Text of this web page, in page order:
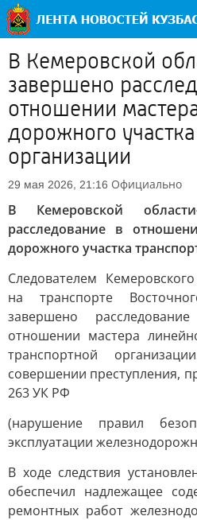
В Кемеровской
завершено
отношении
дорожного
организации
29 мая 2026, 21:16 Официально
В Кемеровской
расследование в
дорожного участка
Следователем
на транспорте
завершено
отношении мастера
транспортной
совершении преступления,
263 УК РФ
(нарушение правил
эксплуатации
В ходе следствия
обеспечил надлежащее
ремонтных работ